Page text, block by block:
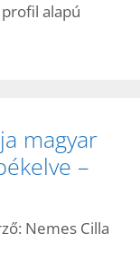
profil alapú
magyar
–
Nemes Cilla